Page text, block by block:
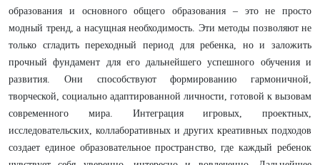
образования и основного общего образования – это не просто
модный тренд, а насущная необходимость. Эти методы позволяют не
только сгладить переходный период для ребенка, но и заложить
прочный фундамент для его дальнейшего успешного обучения и
развития. Они способствуют формированию гармоничной,
творческой, социально адаптированной личности, готовой к вызовам
современного мира. Интеграция игровых, проектных,
исследовательских, коллаборативных и других креативных подходов
создает единое образовательное пространство, где каждый ребенок